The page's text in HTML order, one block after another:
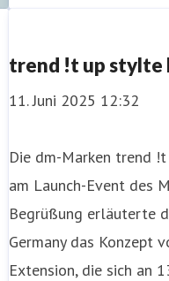
trend !t up stylte
11. Juni 2025 12:32
Die dm-Marken trend
am Launch-Event des
Begrüßung erläuterte
Germany das Konzept
Extension, die sich an